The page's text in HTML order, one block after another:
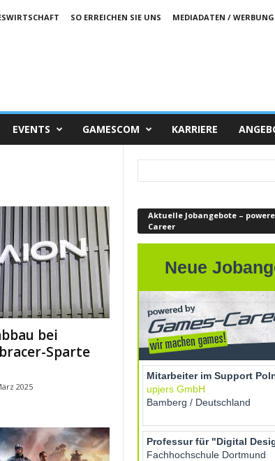
SO ERREICHEN SIE UNS MEDIADATEN / WERBUNG
EVENTS GAMESCOM KARRIERE
bei
Sparte
2025
Aktuelle Jobangebote –
Career